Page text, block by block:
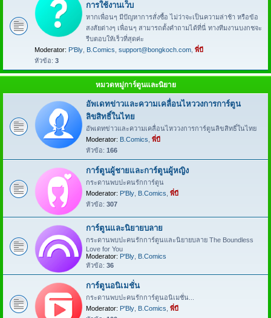
การใช้งานเว็บ
หากเพื่อนๆ มีปัญหาการสั่งซื้อ ไม่ว่าจะเป็นความล่าช้า หรือข้อ
สงสัยต่างๆ เพื่อนๆ สามารถตั้งคำถามได้ที่นี่ ทางทีมงานบงกชจะ
รีบตอบให้เร็วที่สุดค่ะ
Moderator: P'Bly B.Comics support@bongkoch.com พี่บี
หัวข้อ: 3
หมวดหมู่การ์ตูนและนิยาย
อัพเดทข่าวและความเคลื่อนไหววงการการ์ตูน
ลิขสิทธิ์ในไทย
อัพเดทข่าวและความเคลื่อนไหววงการการ์ตูนลิขสิทธิ์ในไทย
Moderator: B.Comics พี่บี
หัวข้อ: 166
การ์ตูนผู้ชายและการ์ตูนผู้หญิง
กระดานพบปะคนรักการ์ตูน
Moderator: P'Bly B.Comics พี่บี
หัวข้อ: 307
การ์ตูนและนิยายบลาย
กระดานพบปะคนรักการ์ตูนและนิยายบลาย The Boundless
Love for You
Moderator: P'Bly B.Comics
หัวข้อ: 36
การ์ตูนอนิเมชั่น
กระดานพบปะคนรักการ์ตูนอนิเมชั่น...
Moderator: P'Bly B.Comics พี่บี